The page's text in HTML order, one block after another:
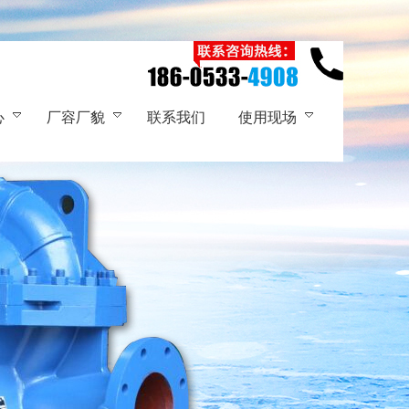
厂容厂貌 联系我们 使用现场